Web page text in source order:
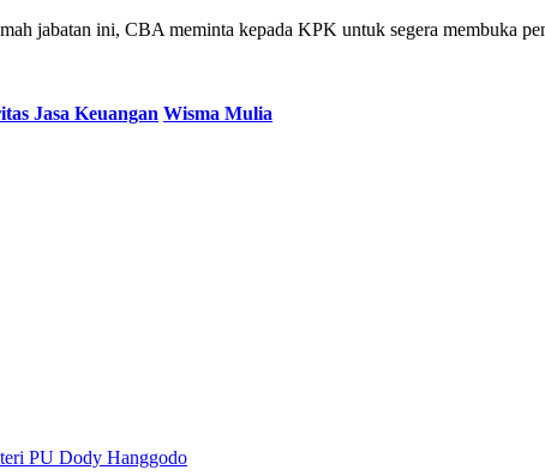
jabatan ini, CBA meminta kepada KPK untuk segera membuka
Jasa Keuangan Wisma Mulia
PU Dody Hanggodo